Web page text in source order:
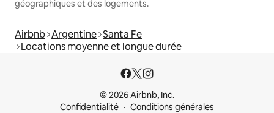
géographiques et des logements.
Airbnb Argentine Santa Fe
Locations moyenne et longue durée
© 2026 Airbnb, Inc.
Confidentialité
Conditions générales